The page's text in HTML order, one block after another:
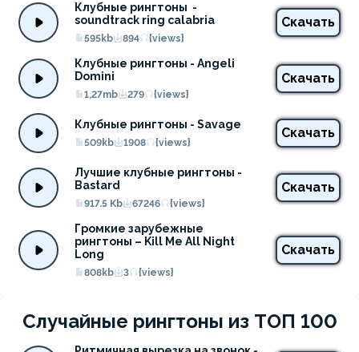
Клубные рингтоны  -
soundtrack ring calabria
595kb 894 {views}
Скачать
Клубные рингтоны - Angeli
Domini
1,27mb 279 {views}
Скачать
Клубные рингтоны - Savage
509kb 1908 {views}
Скачать
Лучшие клубные рингтоны -
Bastard
917.5 Kb 67246 {views}
Скачать
Громкие зарубежные
рингтоны – Kill Me All Night
Long
808kb 3 {views}
Скачать
Случайные рингтоны из ТОП 100